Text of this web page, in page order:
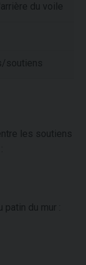
du voile
soutiens
les soutiens
du mur :